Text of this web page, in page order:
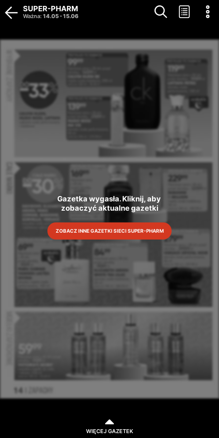
Gazetka wygasła. Kliknij, aby
zobaczyć aktualne gazetki
ZOBACZ INNE GAZETKI SIECI SUPER-PHARM
SUPER-PHARM
Ważna: 14.05-15.06
WIĘCEJ GAZETEK